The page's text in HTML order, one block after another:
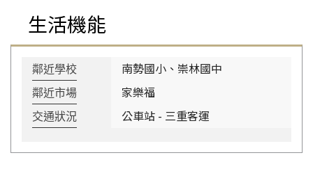
生活機能
鄰近學校 南勢國小、崇林國中
鄰近市場 家樂福
交通狀況 公車站 - 三重客運